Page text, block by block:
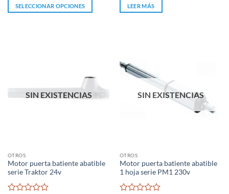
5
SELECCIONAR OPCIONES
de
producto
5
LEER MÁS
SIN EXISTENCIAS
OTROS
Motor puerta batiente abatible
serie Traktor 24v
SIN EXISTENCIAS
OTROS
Motor puerta batiente abatible
1 hoja serie PM1 230v